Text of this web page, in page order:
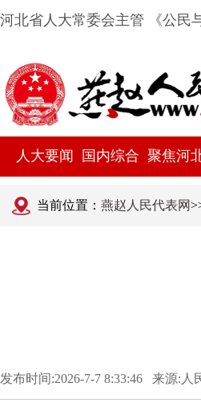
河北省人大常委会主管 《公民
人大要闻 国内综合 聚焦河
当前位置： 燕赵人民代表网
发布时间:2026-7-7 8:33:46 来源:人